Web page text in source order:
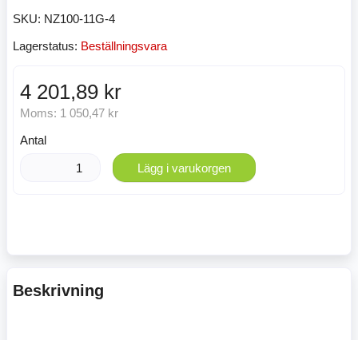
SKU: NZ100-11G-4
Lagerstatus: Beställningsvara
4 201,89 kr
Moms: 1 050,47 kr
Antal
Lägg i varukorgen
Beskrivning